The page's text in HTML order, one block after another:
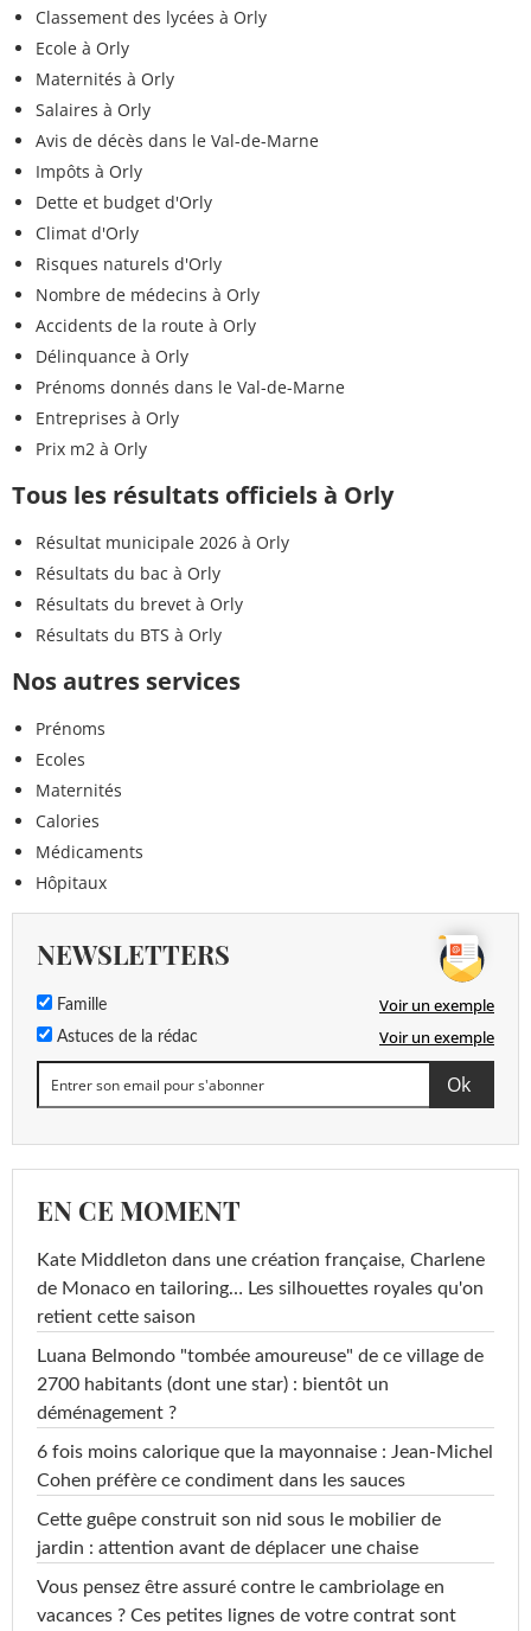
Classement des lycées à Orly
Ecole à Orly
Maternités à Orly
Salaires à Orly
Avis de décès dans le Val-de-Marne
Impôts à Orly
Dette et budget d'Orly
Climat d'Orly
Risques naturels d'Orly
Nombre de médecins à Orly
Accidents de la route à Orly
Délinquance à Orly
Prénoms donnés dans le Val-de-Marne
Entreprises à Orly
Prix m2 à Orly
Tous les résultats officiels à Orly
Résultat municipale 2026 à Orly
Résultats du bac à Orly
Résultats du brevet à Orly
Résultats du BTS à Orly
Nos autres services
Prénoms
Ecoles
Maternités
Calories
Médicaments
Hôpitaux
NEWSLETTERS
Famille Voir un exemple
Astuces de la rédac Voir un exemple
EN CE MOMENT
Kate Middleton dans une création française, Charlene
de Monaco en tailoring… Les silhouettes royales qu'on
retient cette saison
Luana Belmondo "tombée amoureuse" de ce village de
2700 habitants (dont une star) : bientôt un
déménagement ?
6 fois moins calorique que la mayonnaise : Jean-Michel
Cohen préfère ce condiment dans les sauces
Cette guêpe construit son nid sous le mobilier de
jardin : attention avant de déplacer une chaise
Vous pensez être assuré contre le cambriolage en
vacances ? Ces petites lignes de votre contrat sont